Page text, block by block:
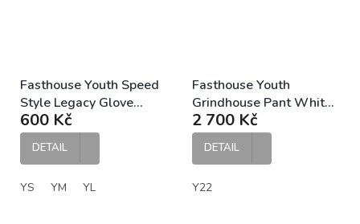
Fasthouse Youth Speed
Style Legacy Glove
White Black dětské MX
rukavice
600 Kč
DETAIL
YS YM YL
Fasthouse Youth
Grindhouse Pant White
Black dětské MX kalhoty
2 700 Kč
DETAIL
Y22